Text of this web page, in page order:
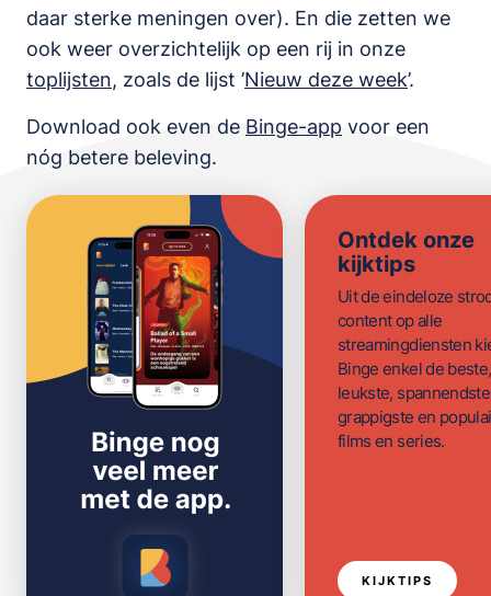
daar sterke meningen over). En die zetten we
ook weer overzichtelijk op een rij in onze
toplijsten, zoals de lijst ’Nieuw deze week’.
Download ook even de Binge-app voor een
nóg betere beleving.
Ontdek onze
kijktips
Uit de eindeloze
content op alle
streamingdiensten
Binge enkel de beste,
leukste,
grappigste en
films en series.
KIJKTIPS